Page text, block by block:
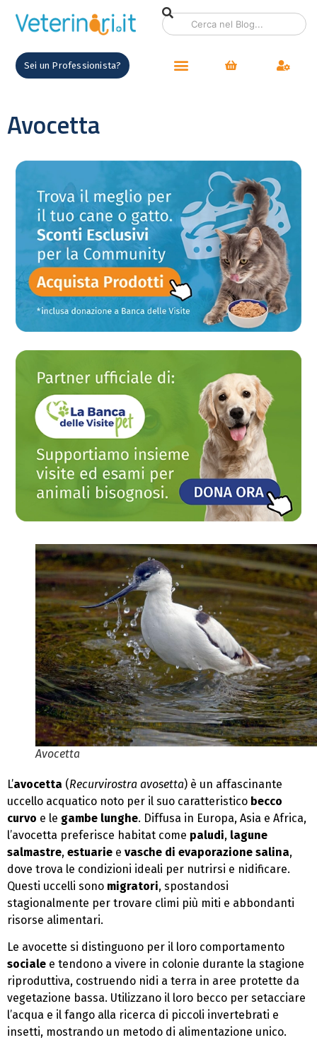
Sei un Professionista?
Avocetta
Avocetta
L’avocetta (Recurvirostra avosetta) è un affascinante
uccello acquatico noto per il suo caratteristico becco
curvo e le gambe lunghe. Diffusa in Europa, Asia e Africa,
l’avocetta preferisce habitat come paludi, lagune
salmastre, estuarie e vasche di evaporazione salina,
dove trova le condizioni ideali per nutrirsi e nidificare.
Questi uccelli sono migratori, spostandosi
stagionalmente per trovare climi più miti e abbondanti
risorse alimentari.
Le avocette si distinguono per il loro comportamento
sociale e tendono a vivere in colonie durante la stagione
riproduttiva, costruendo nidi a terra in aree protette da
vegetazione bassa. Utilizzano il loro becco per setacciare
l’acqua e il fango alla ricerca di piccoli invertebrati e
insetti, mostrando un metodo di alimentazione unico.